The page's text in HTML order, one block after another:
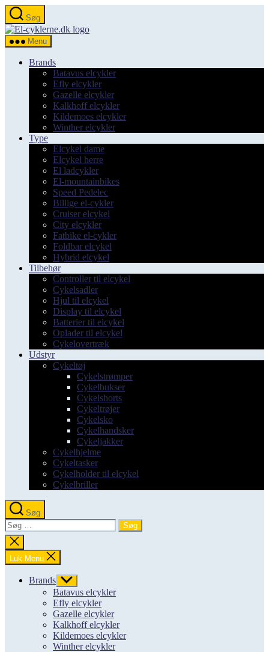
Spring
til
indholdet
Søg
el-
Menu
Brands
Batavus elcykler
Efly elcykler
Gazelle elcykler
Kalkhoff elcykler
Kildemoes elcykler
Winther elcykler
Type
Elcykel dame
Elcykel herre
El ladcykler
El-mountainbikes
Speed Pedelec
Billige el-cykler
Cruiser elcykel
City elcykler
Fatbike el-cykler
Foldbar elcykel
Hybrid elcykel
Tilbehør
Controller til elcykel
Cykelsadler
Hjul til elcykel
Display til elcykel
Batterier til elcykel
Oplader til elcykel
Cykelovertræk
Udstyr
Cykeltøj
Cykelstrømper
Cykelbukser
Cykelshorts
Cykeltrøjer
Cykelsko
Cykelhandsker
Cykeljakker
Cykelhjelme
Cykeltasker
Cykelholder til elcykel
Cykelbriller
Søg
Søg
efter:
Luk
søgning
Luk Menu
Brands Vis
undermenu
Batavus elcykler
Efly elcykler
Gazelle elcykler
Kalkhoff elcykler
Kildemoes elcykler
Winther elcykler